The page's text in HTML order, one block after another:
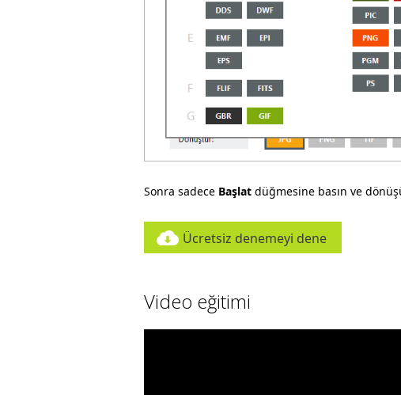
Sonra sadece Başlatdüğmesine basın ve
Ücretsiz denemeyi dene
Video eğitimi